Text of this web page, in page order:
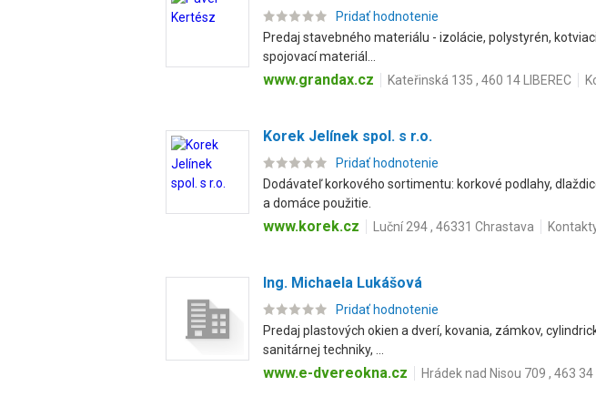
Pridať hodnotenie
Predaj stavebného materiálu - izolácie, polystyrén,
spojovací materiál...
www.grandax.cz Kateřinská 135 , 460 14 LIBEREC
Korek Jelínek spol. s r.o.
Pridať hodnotenie
Dodávateľ korkového sortimentu: korkové podlahy,
a domáce použitie.
www.korek.cz Luční 294 , 46331 Chrastava
Ing. Michaela Lukášová
Pridať hodnotenie
Predaj plastových okien a dverí, kovania, zámkov,
sanitárnej techniky, ...
www.e-dvereokna.cz Hrádek nad Nisou 709 , 463